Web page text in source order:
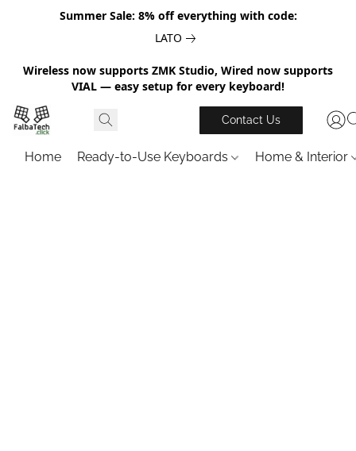
Summer Sale: 8% off everything with code:
LATO
Wireless now supports ZMK Studio, Wired now supports
VIAL — easy setup for every keyboard!
Contact Us
Home Ready-to-Use Keyboards Home & Interior